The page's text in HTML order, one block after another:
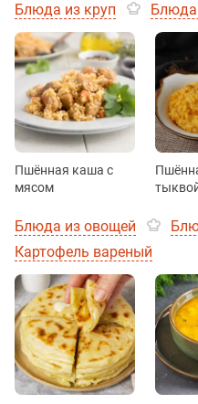
Блюда из круп Блюда
Пшённая каша с
мясом
Блюда из овощей
Картофель вареный